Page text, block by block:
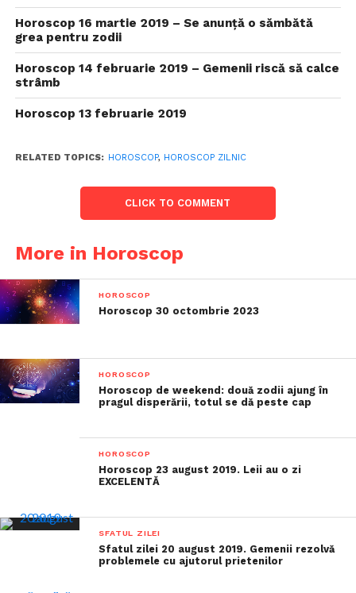
Horoscop 16 martie 2019 – Se anunță o sămbătă
grea pentru zodii
Horoscop 14 februarie 2019 – Gemenii riscă să calce
strâmb
Horoscop 13 februarie 2019
RELATED TOPICS: HOROSCOP, HOROSCOP ZILNIC
CLICK TO COMMENT
More in Horoscop
HOROSCOP
Horoscop 30 octombrie 2023
HOROSCOP
Horoscop de weekend: două zodii ajung în
pragul disperării, totul se dă peste cap
HOROSCOP
Horoscop 23 august 2019. Leii au o zi
EXCELENTĂ
SFATUL ZILEI
Sfatul zilei 20 august 2019. Gemenii rezolvă
problemele cu ajutorul prietenilor